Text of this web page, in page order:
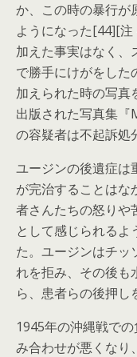
か、この時の暴行が
ようになった[44][
加えた事実はなく、
で勝手にけがをした
加えられた時の写真
出版された写真集
の容疑者は不起訴処
ユージンの後遺症は
が完治することはな
者さんたちの怒りや
として感じられるよ
た。ユージンはチッ
れを拒み、その後も
ら、患者らの後押し
1945年の沖縄戦で
み合わせが悪くなり